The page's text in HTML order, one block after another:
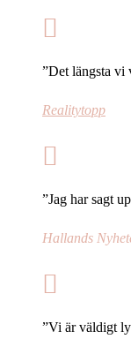
”Det längsta vi
Realitytopp
”Jag har sagt
Hallands
”Vi är väldigt